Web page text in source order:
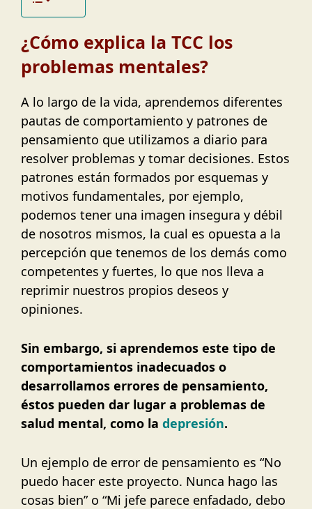
¿Cómo explica la TCC los
problemas mentales?
A lo largo de la vida, aprendemos diferentes
pautas de comportamiento y patrones de
pensamiento que utilizamos a diario para
resolver problemas y tomar decisiones. Estos
patrones están formados por esquemas y
motivos fundamentales, por ejemplo,
podemos tener una imagen insegura y débil
de nosotros mismos, la cual es opuesta a la
percepción que tenemos de los demás como
competentes y fuertes, lo que nos lleva a
reprimir nuestros propios deseos y
opiniones.
Sin embargo, si aprendemos este tipo de
comportamientos inadecuados o
desarrollamos errores de pensamiento,
éstos pueden dar lugar a problemas de
salud mental, como la depresión.
Un ejemplo de error de pensamiento es “No
puedo hacer este proyecto. Nunca hago las
cosas bien” o “Mi jefe parece enfadado, debo